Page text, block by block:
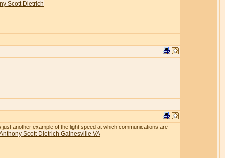
Scott Dietrich
another example of the light speed at which communications are
Anthony Scott Dietrich Gainesville VA